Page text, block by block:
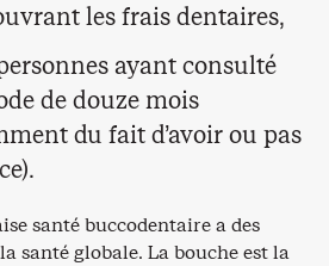
les frais dentaires,
ayant consulté
de douze mois
du fait d’avoir ou pas
santé buccodentaire a des
santé globale. La bouche est la